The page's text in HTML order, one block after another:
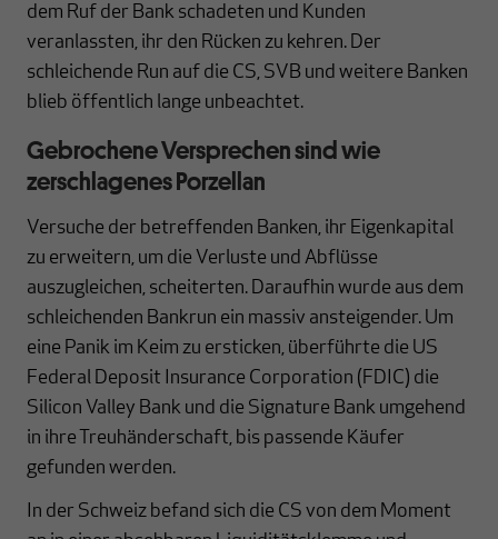
dem Ruf der Bank schadeten und Kunden
veranlassten, ihr den Rücken zu kehren. Der
schleichende Run auf die CS, SVB und weitere Banken
blieb öffentlich lange unbe­ach­tet.
Gebro­chene Versprechen sind wie
zerschlagenes Porzellan
Versuche der betreffenden Banken, ihr Eigenkapital
zu erweitern, um die Verluste und Abflüsse
auszugleichen, scheiterten. Daraufhin wurde aus dem
schleichenden Bankrun ein massiv ansteigender. Um
eine Panik im Keim zu ersticken, überführte die US
Federal Depo­sit Insurance Corporation (FDIC) die
Silicon Valley Bank und die Signature Bank umgehend
in ihre Treuhänderschaft, bis passende Käufer
gefunden werden.
In der Schweiz befand sich die CS von dem Moment